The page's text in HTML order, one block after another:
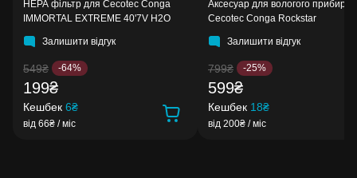
HEPA фільтр для Cecotec Conga
IMMORTAL EXTREME 40'7V H2O
Залишити відгук
549₴ -64%
199₴
Кешбек 6₴
від 66₴ / міс
Аксесуар для вологого
Cecotec Conga Rockstar
Залишити відгук
799₴ -25%
599₴
Кешбек 18₴
від 200₴ / міс